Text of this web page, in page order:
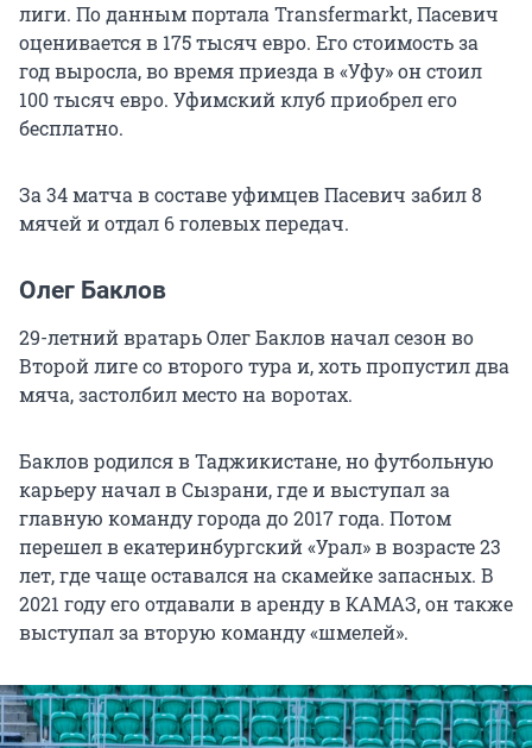
лиги. По данным портала Transfermarkt, Пасевич
оценивается в 175 тысяч евро. Его стоимость за
год выросла, во время приезда в «Уфу» он стоил
100 тысяч евро. Уфимский клуб приобрел его
бесплатно.
За 34 матча в составе уфимцев Пасевич забил 8
мячей и отдал 6 голевых передач.
Олег Баклов
29-летний вратарь Олег Баклов начал сезон во
Второй лиге со второго тура и, хоть пропустил два
мяча, застолбил место на воротах.
Баклов родился в Таджикистане, но футбольную
карьеру начал в Сызрани, где и выступал за
главную команду города до 2017 года. Потом
перешел в екатеринбургский «Урал» в возрасте 23
лет, где чаще оставался на скамейке запасных. В
2021 году его отдавали в аренду в КАМАЗ, он также
выступал за вторую команду «шмелей».